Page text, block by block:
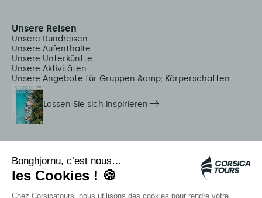
Unsere Reisen
Unsere Rundreisen
Unsere Aufenthalte
Unsere Unterkünfte
Unsere Aktivitäten
Unsere Angebote für Gruppen &amp; Körperschaften
Lassen Sie sich inspirieren
Citadina Shuttles
Quallenalarm
Autocars rapides bleus